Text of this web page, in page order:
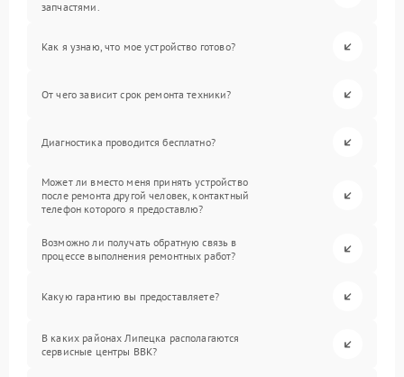
запчастями.
Как я узнаю, что мое устройство готово?
От чего зависит срок ремонта техники?
Диагностика проводится бесплатно?
Может ли вместо меня принять устройство
после ремонта другой человек, контактный
телефон которого я предоставлю?
Возможно ли получать обратную связь в
процессе выполнения ремонтных работ?
Какую гарантию вы предоставляете?
В каких районах Липецка располагаются
сервисные центры BBK?